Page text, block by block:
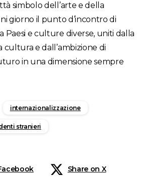
simbolo dell’arte e della
giorno il punto d’incontro di
Paesi e culture diverse, uniti dalla
cultura e dall’ambizione di
in una dimensione sempre
internazionalizzazione
stranieri
Share on X